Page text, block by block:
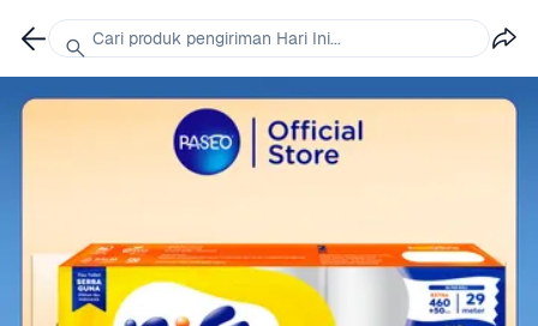
Cari produk pengiriman Hari Ini...